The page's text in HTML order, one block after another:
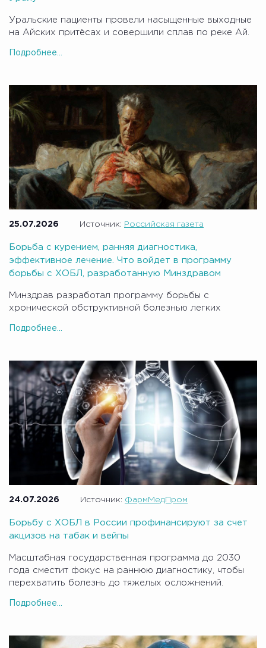
Уральские пациенты провели насыщенные выходные
на Айских притёсах и совершили сплав по реке Ай.
Подробнее...
25.07.2026 Источник: Российская газета
Борьба с курением, ранняя диагностика,
эффективное лечение. Что войдет в программу
борьбы с ХОБЛ, разработанную Минздравом
Минздрав разработал программу борьбы с
хронической обструктивной болезнью легких
Подробнее...
24.07.2026 Источник: ФармМедПром
Борьбу с ХОБЛ в России профинансируют за счет
акцизов на табак и вейпы
Масштабная государственная программа до 2030
года сместит фокус на раннюю диагностику, чтобы
перехватить болезнь до тяжелых осложнений.
Подробнее...